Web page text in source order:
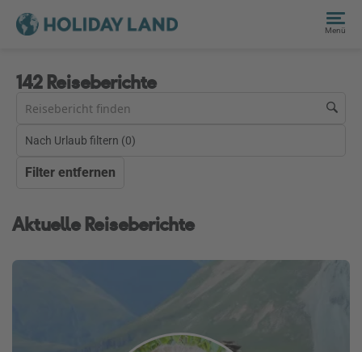
Menü
142 Reiseberichte
Nach Urlaub filtern (0)
Filter entfernen
Aktuelle Reiseberichte